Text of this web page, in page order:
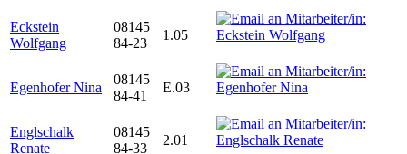
Eckstein
Wolfgang
08145
84-23
1.05
Egenhofer Nina
08145
84-41
E.03
Englschalk
Renate
08145
84-33
2.01